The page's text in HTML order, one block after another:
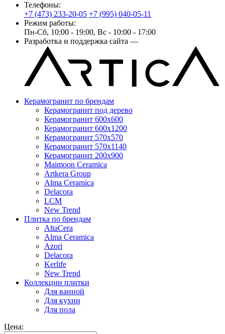
Телефоны:
+7 (473) 233-20-05 +7 (995) 040-05-11
Режим работы:
Пн-Сб, 10:00 - 19:00, Вс - 10:00 - 17:00
Разработка и поддержка сайта —
Керамогранит по брендам
Керамогранит под дерево
Керамогранит 600x600
Керамогранит 600x1200
Керамогранит 570x570
Керамогранит 570x1140
Керамогранит 200x900
Maimoon Ceramica
Artkera Group
Alma Ceramica
Delacora
LCM
New Trend
Плитка по брендам
AltaCera
Аlma Ceramica
Azori
Delacora
Kerlife
New Trend
Коллекции плитки
Для ванной
Для кухни
Для пола
Цена: